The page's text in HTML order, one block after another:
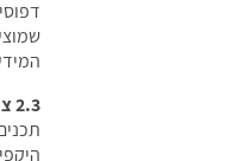
2.3 צרכים פנימיים.